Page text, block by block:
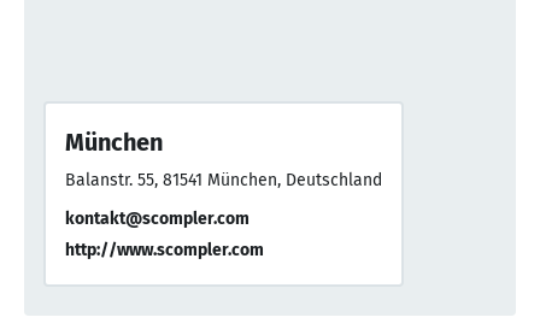
München
Balanstr. 55, 81541 München, Deutschland
kontakt@scompler.com
http://www.scompler.com